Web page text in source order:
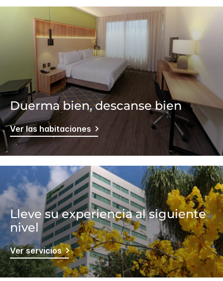
Duerma bien, descanse bien
Ver las habitaciones
Lleve su experiencia al siguiente
nivel
Ver servicios